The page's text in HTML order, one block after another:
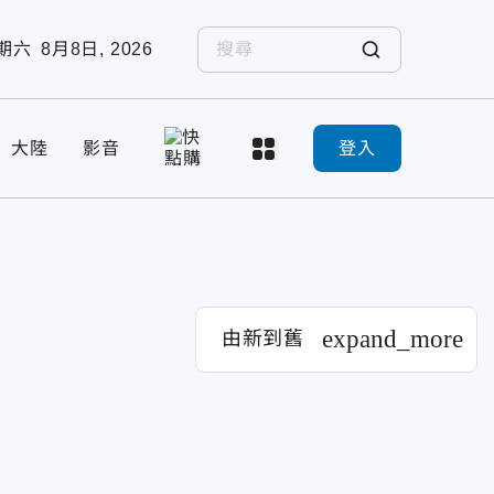
六 8月8日, 2026
大陸 影音 登入
由新到舊 expand_more